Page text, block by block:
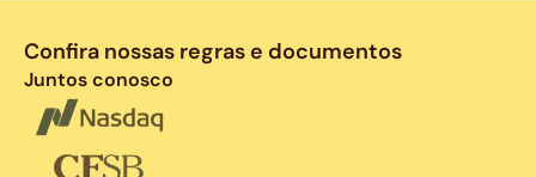
Confira nossas regras e documentos
Juntos conosco